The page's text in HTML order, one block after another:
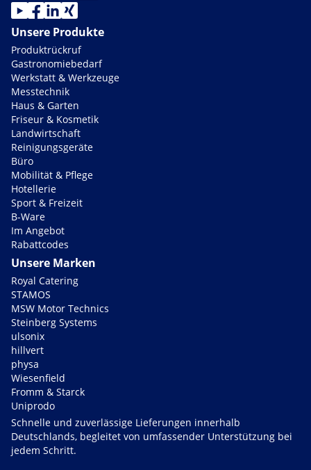
Unsere Produkte
Produktrückruf
Gastronomiebedarf
Werkstatt & Werkzeuge
Messtechnik
Haus & Garten
Friseur & Kosmetik
Landwirtschaft
Reinigungsgeräte
Büro
Mobilität & Pflege
Hotellerie
Sport & Freizeit
B-Ware
Im Angebot
Rabattcodes
Unsere Marken
Royal Catering
STAMOS
MSW Motor Technics
Steinberg Systems
ulsonix
hillvert
physa
Wiesenfield
Fromm & Starck
Uniprodo
Schnelle und zuverlässige Lieferungen innerhalb
Deutschlands, begleitet von umfassender Unterstützung bei
jedem Schritt.